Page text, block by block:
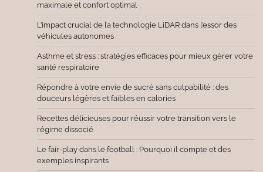
maximale et confort optimal
L’impact crucial de la technologie LiDAR dans l’essor des
véhicules autonomes
Asthme et stress : stratégies efficaces pour mieux gérer votre
santé respiratoire
Répondre à votre envie de sucré sans culpabilité : des
douceurs légères et faibles en calories
Recettes délicieuses pour réussir votre transition vers le
régime dissocié
Le fair-play dans le football : Pourquoi il compte et des
exemples inspirants